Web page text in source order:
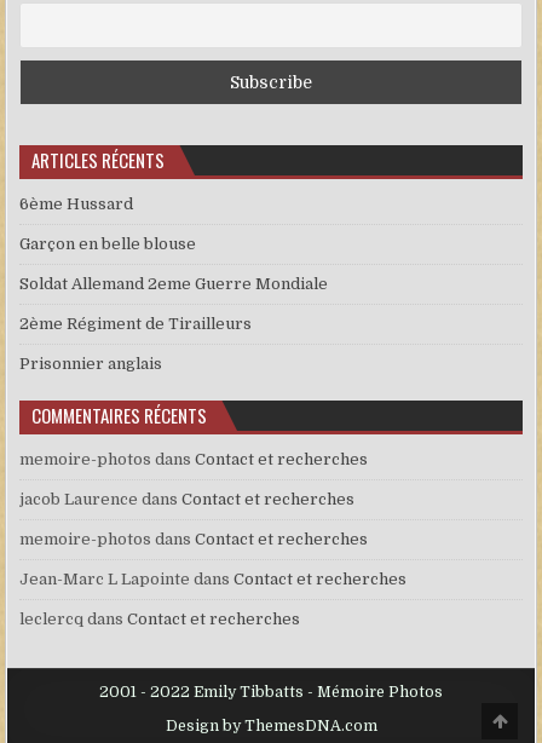
ARTICLES RÉCENTS
6ème Hussard
Garçon en belle blouse
Soldat Allemand 2eme Guerre Mondiale
2ème Régiment de Tirailleurs
Prisonnier anglais
COMMENTAIRES RÉCENTS
memoire-photos dansContact et recherches
jacob Laurence dansContact et recherches
memoire-photos dansContact et recherches
Jean-Marc L Lapointe dansContact et recherches
leclercq dansContact et recherches
2001 - 2022 Emily Tibbatts - Mémoire Photos
Design by ThemesDNA.com